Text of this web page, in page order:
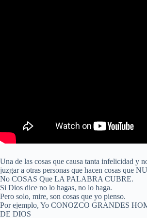
Una de las cosas que causa tanta infelicidad y
juzgar a otras personas que hacen cosas que
No COSAS Que LA PALABRA CUBRE.
Si Dios dice no lo hagas, no lo haga.
Pero solo, mire, son cosas que yo pienso.
Por ejemplo, Yo CONOZCO GRANDES
DE DIOS